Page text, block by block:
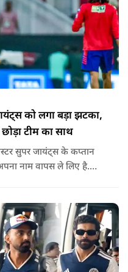
को लगा बड़ा झटका,
टीम का साथ
सुपर जायंट्स के कप्तान
नाम वापस ले लिए है.